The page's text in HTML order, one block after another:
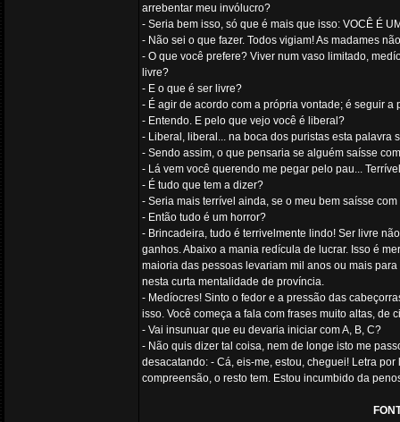
arrebentar meu invólucro?
- Seria bem isso, só que é mais que isso: VOCÊ É
- Não sei o que fazer. Todos vigiam! As madames
- O que você prefere? Viver num vaso limitado,
livre?
- E o que é ser livre?
- É agir de acordo com a própria vontade; é seguir
- Entendo. E pelo que vejo você é liberal?
- Liberal, liberal... na boca dos puristas esta palavra
- Sendo assim, o que pensaria se alguém saísse
- Lá vem você querendo me pegar pelo pau...
- É tudo que tem a dizer?
- Seria mais terrível ainda, se o meu bem saísse
- Então tudo é um horror?
- Brincadeira, tudo é terrivelmente lindo! Ser livre
ganhos. Abaixo a mania redícula de lucrar. Isso é
maioria das pessoas levariam mil anos ou mais
nesta curta mentalidade de província.
- Medíocres! Sinto o fedor e a pressão das
isso. Você começa a fala com frases muito altas, de
- Vai insunuar que eu devaria iniciar com A, B, C?
- Não quis dizer tal coisa, nem de longe isto me
desacatando: - Cá, eis-me, estou, cheguei! Letra
compreensão, o resto tem. Estou incumbido da